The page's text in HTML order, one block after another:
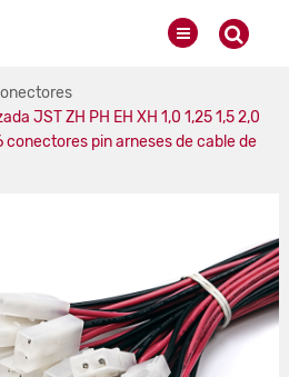
JST ZH PH EH XH 1,0 1,25 1,5 2,0
pin arneses de cable de